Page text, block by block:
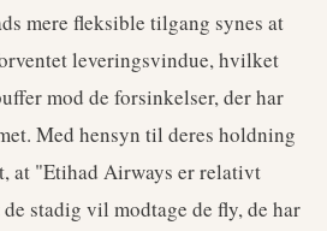
mere fleksible tilgang synes at
leveringsvindue, hvilket
mod de forsinkelser, der har
Med hensyn til deres holdning
at "Etihad Airways er relativt
stadig vil modtage de fly, de har